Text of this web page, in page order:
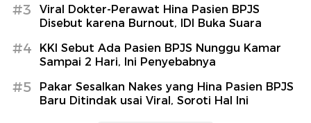
#3
Viral Dokter-Perawat Hina Pasien BPJS
Disebut karena Burnout, IDI Buka Suara
#4
KKI Sebut Ada Pasien BPJS Nunggu Kamar
Sampai 2 Hari, Ini Penyebabnya
#5
Pakar Sesalkan Nakes yang Hina Pasien BPJS
Baru Ditindak usai Viral, Soroti Hal Ini